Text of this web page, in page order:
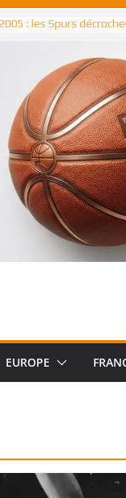
: les Spurs
2021 : les Bucks et Giannis
triomphent, le
Alexander : son
de 40 points en NBA, le
face aux
l’histoire en 2002 :
sacré Rookie de
deuxième Français élu
d’une saison NBA
EUROPE